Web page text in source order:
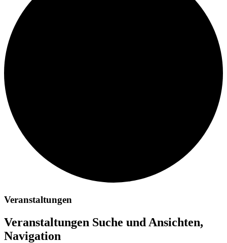
Veranstaltungen
Veranstaltungen Suche und Ansichten,
Navigation